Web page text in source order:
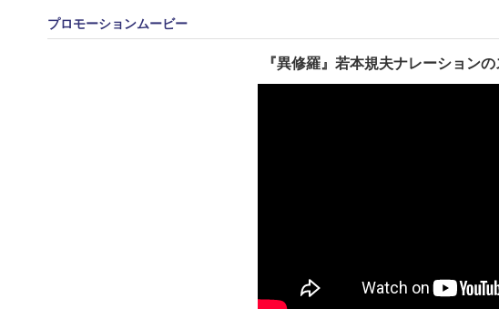
プロモーションムービー
『異修羅』若本規夫ナレーション